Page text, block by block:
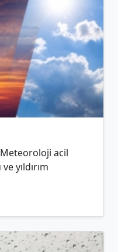
acil
yıldırım